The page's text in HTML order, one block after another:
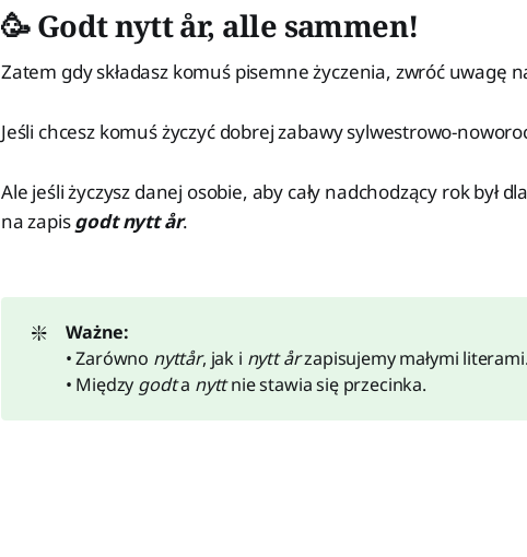
🥳 Godt nytt år, alle sammen!
Zatem gdy składasz komuś pisemne życzenia, zwróć uwagę
Jeśli chcesz komuś życzyć dobrej zabawy sylwestrowo-
Ale jeśli życzysz danej osobie, aby cały nadchodzący rok był
na zapisgodt nytt år.
❇️
Ważne:
• Zarówno nyttår, jak i nytt årzapisujemy małymi literami.
• Między godta nyttnie stawia się przecinka.